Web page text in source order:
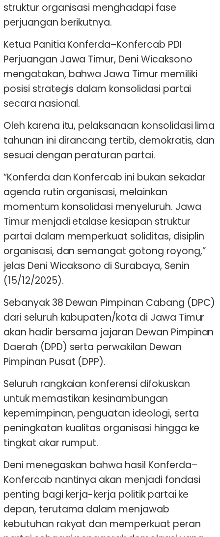
struktur organisasi menghadapi fase
perjuangan berikutnya.
Ketua Panitia Konferda–Konfercab PDI
Perjuangan Jawa Timur, Deni Wicaksono
mengatakan, bahwa Jawa Timur memiliki
posisi strategis dalam konsolidasi partai
secara nasional.
Oleh karena itu, pelaksanaan konsolidasi lima
tahunan ini dirancang tertib, demokratis, dan
sesuai dengan peraturan partai.
“Konferda dan Konfercab ini bukan sekadar
agenda rutin organisasi, melainkan
momentum konsolidasi menyeluruh. Jawa
Timur menjadi etalase kesiapan struktur
partai dalam memperkuat soliditas, disiplin
organisasi, dan semangat gotong royong,”
jelas Deni Wicaksono di Surabaya, Senin
(15/12/2025).
Sebanyak 38 Dewan Pimpinan Cabang (DPC)
dari seluruh kabupaten/kota di Jawa Timur
akan hadir bersama jajaran Dewan Pimpinan
Daerah (DPD) serta perwakilan Dewan
Pimpinan Pusat (DPP).
Seluruh rangkaian konferensi difokuskan
untuk memastikan kesinambungan
kepemimpinan, penguatan ideologi, serta
peningkatan kualitas organisasi hingga ke
tingkat akar rumput.
Deni menegaskan bahwa hasil Konferda–
Konfercab nantinya akan menjadi fondasi
penting bagi kerja-kerja politik partai ke
depan, terutama dalam menjawab
kebutuhan rakyat dan memperkuat peran